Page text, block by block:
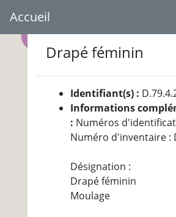
Accueil
Drapé féminin
Identifiant(s) :
Informations
: Numéros
Numéro d'inventaire :
Désignation :
Drapé féminin
Moulage